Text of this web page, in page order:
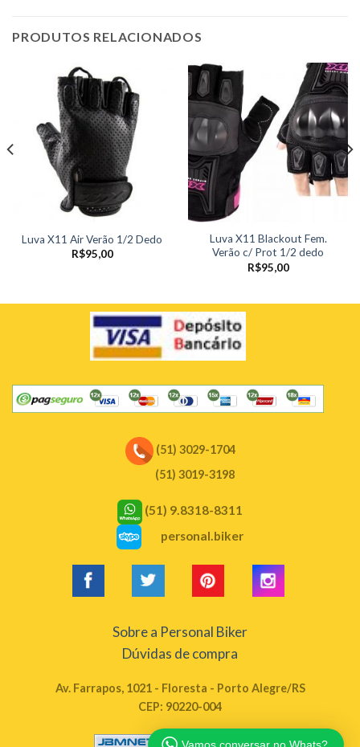
PRODUTOS RELACIONADOS
Luva X11 Air Verão 1/2 Dedo
R$95,00
Luva X11 Blackout Fem.
Verão c/ Prot 1/2 dedo
R$95,00
(51) 3029-1704
(51) 3019-3198
(51) 9.8318-8311
personal.biker
Sobre a Personal Biker
Dúvidas de compra
Av. Farrapos, 1021 - Floresta - Porto Alegre/RS
CEP: 90220-004
Configuração JBMnet